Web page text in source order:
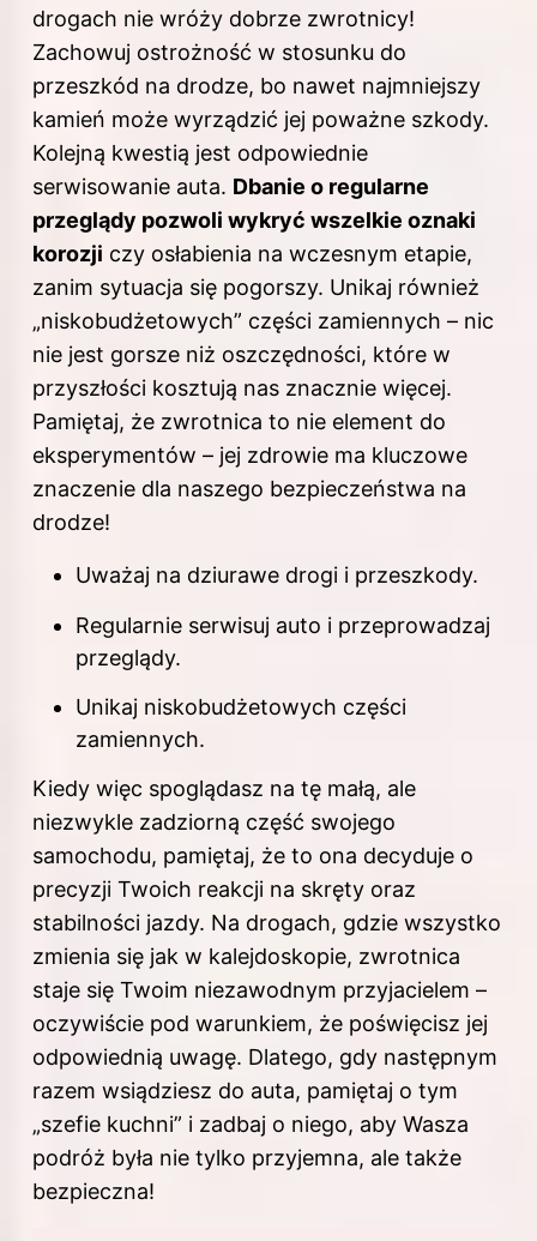
drogach nie wróży dobrze zwrotnicy!
Zachowuj ostrożność w stosunku do
przeszkód na drodze, bo nawet najmniejszy
kamień może wyrządzić jej poważne szkody.
Kolejną kwestią jest odpowiednie
serwisowanie auta. Dbanie o regularne
przeglądy pozwoli wykryć wszelkie oznaki
korozji czy osłabienia na wczesnym etapie,
zanim sytuacja się pogorszy. Unikaj również
„niskobudżetowych” części zamiennych – nic
nie jest gorsze niż oszczędności, które w
przyszłości kosztują nas znacznie więcej.
Pamiętaj, że zwrotnica to nie element do
eksperymentów – jej zdrowie ma kluczowe
znaczenie dla naszego bezpieczeństwa na
drodze!
Uważaj na dziurawe drogi i przeszkody.
Regularnie serwisuj auto i przeprowadzaj
przeglądy.
Unikaj niskobudżetowych części
zamiennych.
Kiedy więc spoglądasz na tę małą, ale
niezwykle zadziorną część swojego
samochodu, pamiętaj, że to ona decyduje o
precyzji Twoich reakcji na skręty oraz
stabilności jazdy. Na drogach, gdzie wszystko
zmienia się jak w kalejdoskopie, zwrotnica
staje się Twoim niezawodnym przyjacielem –
oczywiście pod warunkiem, że poświęcisz jej
odpowiednią uwagę. Dlatego, gdy następnym
razem wsiądziesz do auta, pamiętaj o tym
„szefie kuchni” i zadbaj o niego, aby Wasza
podróż była nie tylko przyjemna, ale także
bezpieczna!